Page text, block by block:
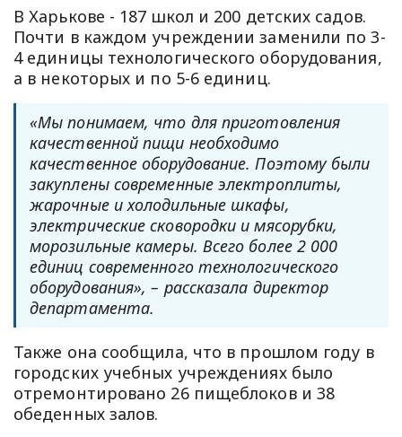
В Харькове - 187 школ и 200 детских садов.
Почти в каждом учреждении заменили по 3-
4 единицы технологического оборудования,
а в некоторых и по 5-6 единиц.
«Мы понимаем, что для приготовления
качественной пищи необходимо
качественное оборудование. Поэтому были
закуплены современные электроплиты,
жарочные и холодильные шкафы,
электрические сковородки и мясорубки,
морозильные камеры. Всего более 2 000
единиц современного технологического
оборудования», – рассказала директор
департамента.
Также она сообщила, что в прошлом году в
городских учебных учреждениях было
отремонтировано 26 пищеблоков и 38
обеденных залов.